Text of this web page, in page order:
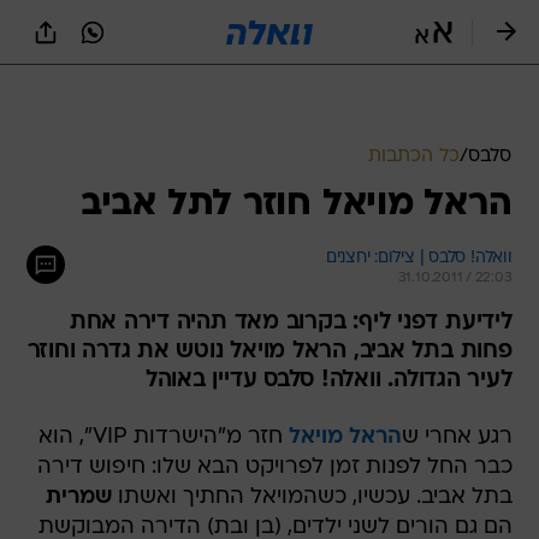
סלבס/כל הכתבות
הראל מויאל חוזר לתל אביב
וואלה! סלבס | צילום: יחצנים
31.10.2011 / 22:03
לידיעת דפני ליף: בקרוב מאד תהיה דירה אחת
פחות בתל אביב, הראל מויאל נוטש את גדרה וחוזר
לעיר הגדולה. וואלה! סלבס עדיין באוהל
רגע אחרי שהראל מויאל
חזר מ"הישרדות VIP", הוא
כבר החל לפנות זמן לפרויקט הבא שלו: חיפוש דירה
בתל אביב. עכשיו, כשהמויאל החתיך ואשתושמרית
הם גם הורים לשני ילדים, (בן ובת) הדירה המבוקשת